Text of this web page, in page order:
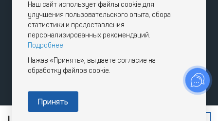
Наш сайт использует файлы cookie для
улучшения пользовательского опыта, сбора
статистики и предоставления
персонализированных рекомендаций.
Подробнее
Нажав «Принять», вы даете согласие на
обработку файлов cookie.
Принять